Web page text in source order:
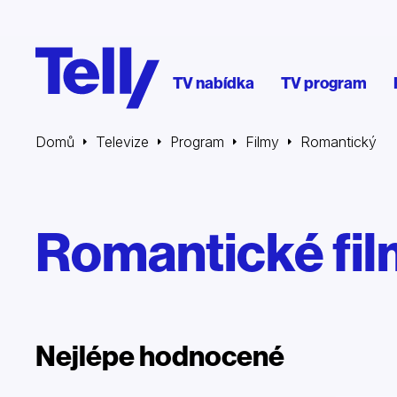
TV nabídka TV program
Domů Televize Program Filmy Romantický
Romantické
Nejlépe hodnocené